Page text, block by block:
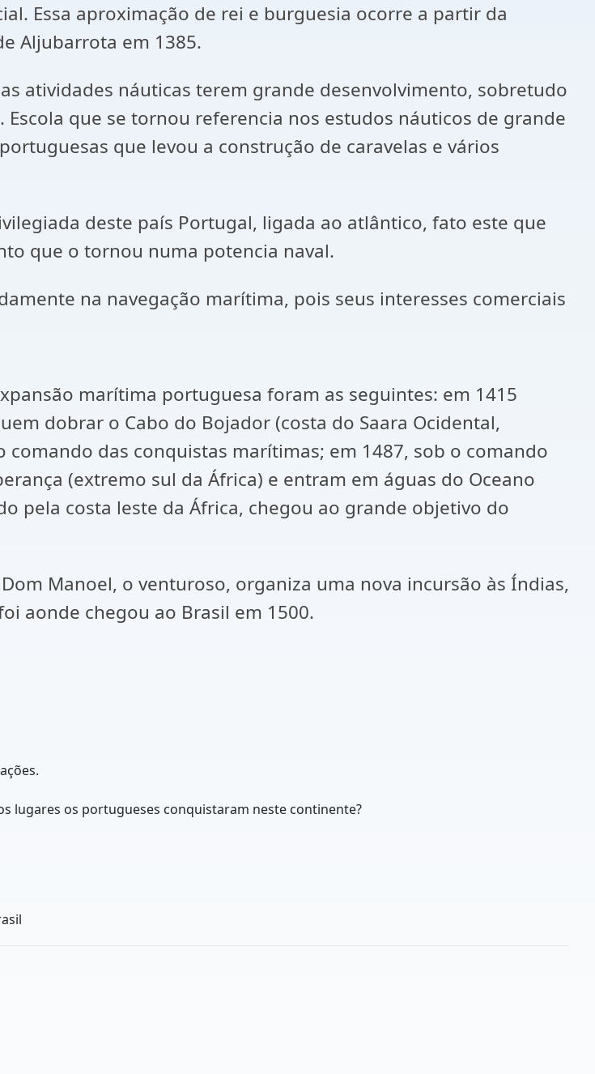
Essa aproximação de rei e burguesia ocorre a partir da
Aljubarrota em 1385.
náuticas terem grande desenvolvimento, sobretudo
que se tornou referencia nos estudos náuticos de grande
que levou a construção de caravelas e vários
deste país Portugal, ligada ao atlântico, fato este que
que o tornou numa potencia naval.
na navegação marítima, pois seus interesses comerciais
marítima portuguesa foram as seguintes: em 1415
dobrar o Cabo do Bojador (costa do Saara Ocidental,
das conquistas marítimas; em 1487, sob o comando
(extremo sul da África) e entram em águas do Oceano
pela costa leste da África, chegou ao grande objetivo do
Manoel, o venturoso, organiza uma nova incursão às Índias,
aonde chegou ao Brasil em 1500.
lugares os portugueses conquistaram neste continente?